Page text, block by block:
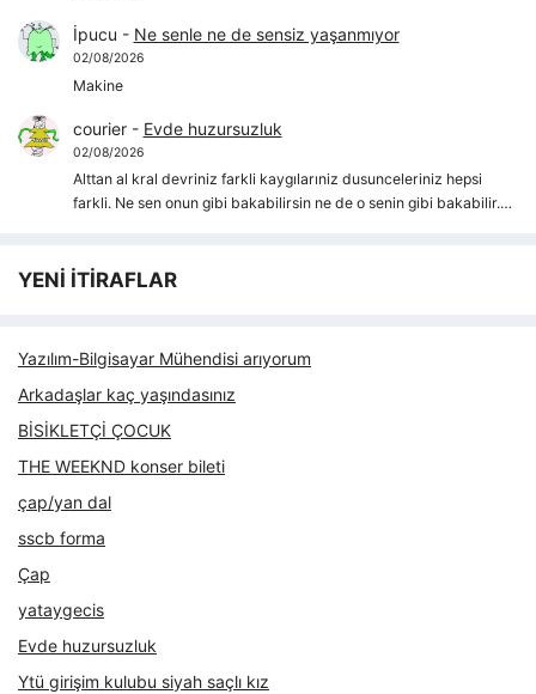
İpucu - Ne senle ne de sensiz yaşanmıyor
02/08/2026
Makine
courier- Evde huzursuzluk
02/08/2026
Alttan al kral devriniz farkli kaygılarıniz dusunceleriniz hepsi
farkli. Ne sen onun gibi bakabilirsin ne de o senin gibi bakabilir.…
YENİ İTİRAFLAR
Yazılım-Bilgisayar Mühendisi arıyorum
Arkadaşlar kaç yaşındasınız
BİSİKLETÇİ ÇOCUK
THE WEEKND konser bileti
çap/yan dal
sscb forma
Çap
yataygecis
Evde huzursuzluk
Ytü girişim kulubu siyah saçlı kız